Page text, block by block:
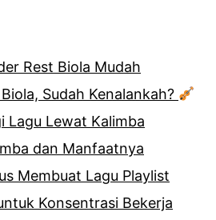
Rest Biola Mudah
Sudah Kenalankah?
Lagu Lewat Kalimba
dan Manfaatnya
Membuat Lagu Playlist
Konsentrasi Bekerja